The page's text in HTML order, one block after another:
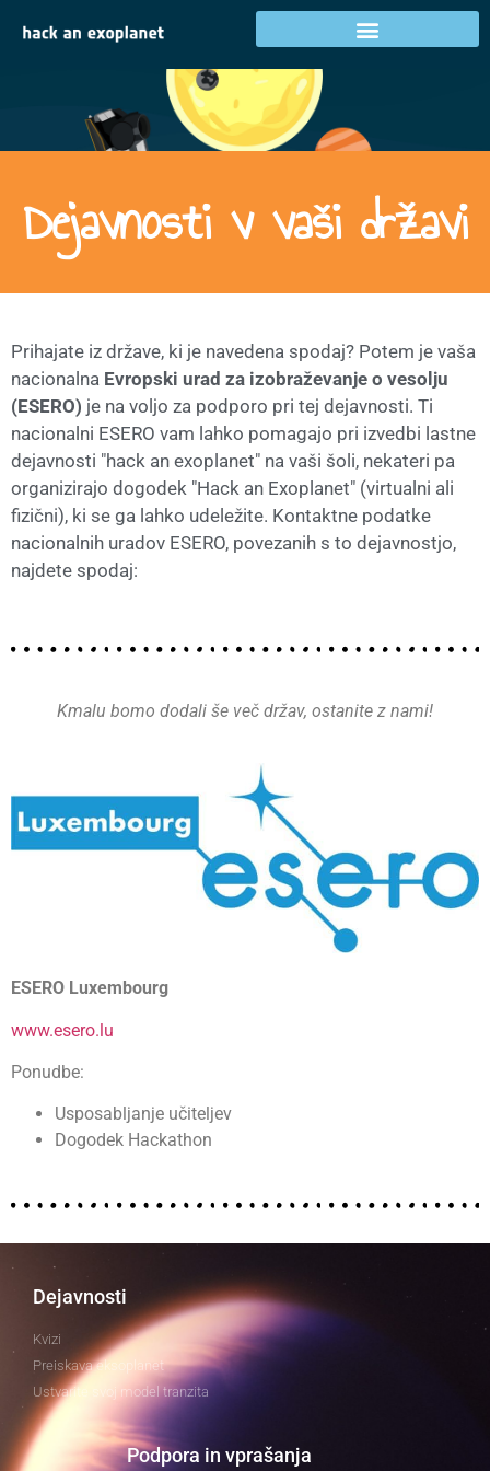
Dejavnosti v vaši državi
Prihajate iz države, ki je navedena spodaj? Potem je vaša
nacionalna Evropski urad za izobraževanje o vesolju
(ESERO) je na voljo za podporo pri tej dejavnosti. Ti
nacionalni ESERO vam lahko pomagajo pri izvedbi lastne
dejavnosti "hack an exoplanet" na vaši šoli, nekateri pa
organizirajo dogodek "Hack an Exoplanet" (virtualni ali
fizični), ki se ga lahko udeležite. Kontaktne podatke
nacionalnih uradov ESERO, povezanih s to dejavnostjo,
najdete spodaj:
Kmalu bomo dodali še več držav, ostanite z nami!
ESERO Luxembourg
www.esero.lu
Ponudbe:
Usposabljanje učiteljev
Dogodek Hackathon
Dejavnosti
Kvizi
Preiskava eksoplanet
Ustvarite svoj model tranzita
Podpora in vprašanja